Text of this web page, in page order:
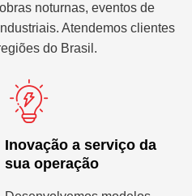
noturnas, eventos de
Atendemos clientes
do Brasil.
Inovação a serviço da
sua operação